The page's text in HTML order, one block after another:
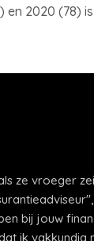
en 2020 (78)
ze vroeger
bij jouw
ik vakkundig